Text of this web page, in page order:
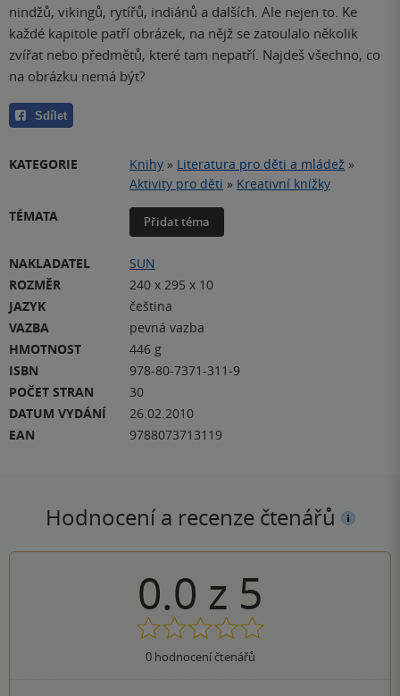
nindžů, vikingů, rytířů, indiánů a dalších. Ale nejen to. Ke
každé kapitole patří obrázek, na nějž se zatoulalo několik
zvířat nebo předmětů, které tam nepatří. Najdeš všechno, co
na obrázku nemá být?
Sdílet
KATEGORIE Knihy » Literatura pro děti a mládež »
Aktivity pro děti » Kreativní knížky
TÉMATA
Přidat téma
NAKLADATEL
SUN
ROZMĚR
240 x 295 x 10
JAZYK
čeština
VAZBA
pevná vazba
HMOTNOST
446 g
ISBN
978-80-7371-311-9
POČET STRAN
30
DATUM VYDÁNÍ
26.02.2010
EAN
9788073713119
Hodnocení a recenze čtenářů
0.0 z 5
0hodnocení čtenářů